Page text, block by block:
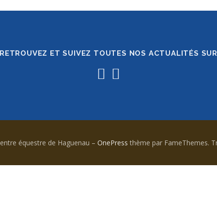
RETROUVEZ ET SUIVEZ TOUTES NOS ACTUALITÉS SUR
équestre de Haguenau – OnePress thème par FameThemes.